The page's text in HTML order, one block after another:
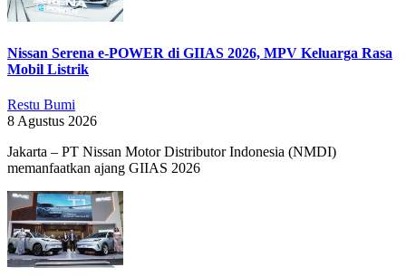
Nissan Serena e-POWER di GIIAS 2026, MPV Keluarga Rasa
Mobil Listrik
Restu Bumi
8 Agustus 2026
Jakarta – PT Nissan Motor Distributor Indonesia (NMDI)
memanfaatkan ajang GIIAS 2026